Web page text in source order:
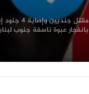
ترامب: الطريق إلى اتفاق مع
عبر قتل المزيد من الناس
جدل أمريكي حول تكلفة